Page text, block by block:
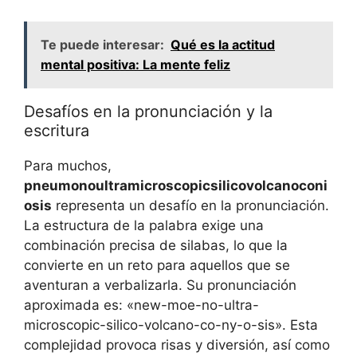
Te puede interesar: Qué es la actitud
mental positiva: La mente feliz
Desafíos en la pronunciación y la
escritura
Para muchos,
pneumonoultramicroscopicsilicovolcanoconi
osis representa un desafío en la pronunciación.
La estructura de la palabra exige una
combinación precisa de silabas, lo que la
convierte en un reto para aquellos que se
aventuran a verbalizarla. Su pronunciación
aproximada es: «new-moe-no-ultra-
microscopic-silico-volcano-co-ny-o-sis». Esta
complejidad provoca risas y diversión, así como